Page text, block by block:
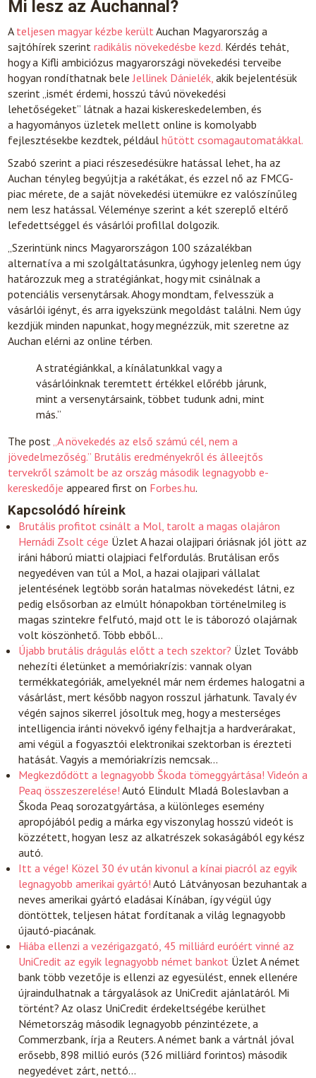
Mi lesz az Auchannal?
A teljesen magyar kézbe kerültAuchan Magyarország a
sajtóhírek szerintradikális növekedésbe kezd. Kérdés tehát,
hogy a Kifli ambiciózus magyarországi növekedési terveibe
hogyan rondíthatnak beleJellinek Dánielék, akik bejelentésük
szerint „ismét érdemi, hosszú távú növekedési
lehetőségeket” látnak a hazai kiskereskedelemben, és
a hagyományos üzletek mellett online is komolyabb
fejlesztésekbe kezdtek, példáulhűtött csomagautomatákkal.
Szabó szerint a piaci részesedésükre hatással lehet, ha az
Auchan tényleg begyújtja a rakétákat, és ezzel nő az FMCG-
piac mérete, de a saját növekedési ütemükre ez valószínűleg
nem lesz hatással. Véleménye szerint a két szereplő eltérő
lefedettséggel és vásárlói profillal dolgozik.
„Szerintünk nincs Magyarországon 100 százalékban
alternatíva a mi szolgáltatásunkra, úgyhogy jelenleg nem úgy
határozzuk meg a stratégiánkat, hogy mit csinálnak a
potenciális versenytársak. Ahogy mondtam, felvesszük a
vásárlói igényt, és arra igyekszünk megoldást találni. Nem úgy
kezdjük minden napunkat, hogy megnézzük, mit szeretne az
Auchan elérni az online térben.
A stratégiánkkal, a kínálatunkkal vagy a
vásárlóinknak teremtett értékkel előrébb járunk,
mint a versenytársaink, többet tudunk adni, mint
más.”
The post„A növekedés az első számú cél, nem a
jövedelmezőség.” Brutális eredményekről és álleejtős
tervekről számolt be az ország második legnagyobb e-
kereskedője appeared first on Forbes.hu.
Kapcsolódó híreink
Brutális profitot csinált a Mol, tarolt a magas olajáron
Hernádi Zsolt cége ÜzletA hazai olajipari óriásnak jól jött az
iráni háború miatti olajpiaci felfordulás. Brutálisan erős
negyedéven van túl a Mol, a hazai olajipari vállalat
jelentésének legtöbb során hatalmas növekedést látni, ez
pedig elsősorban az elmúlt hónapokban történelmileg is
magas szintekre felfutó, majd ott le is táborozó olajárnak
volt köszönhető. Több ebből…
Újabb brutális drágulás előtt a tech szektor? Üzlet Tovább
nehezíti életünket a memóriakrízis: vannak olyan
termékkategóriák, amelyeknél már nem érdemes halogatni a
vásárlást, mert később nagyon rosszul járhatunk. Tavaly év
végén sajnos sikerrel jósoltuk meg, hogy a mesterséges
intelligencia iránti növekvő igény felhajtja a hardverárakat,
ami végül a fogyasztói elektronikai szektorban is érezteti
hatását. Vagyis a memóriakrízis nemcsak…
Megkezdődött a legnagyobb Škoda tömeggyártása! Videón a
Peaq összeszerelése! Autó Elindult Mladá Boleslavban a
Škoda Peaq sorozatgyártása, a különleges esemény
apropójából pedig a márka egy viszonylag hosszú videót is
közzétett, hogyan lesz az alkatrészek sokaságából egy kész
autó.
Itt a vége! Közel 30 év után kivonul a kínai piacról az egyik
legnagyobb amerikai gyártó! Autó Látványosan bezuhantak a
neves amerikai gyártó eladásai Kínában, így végül úgy
döntöttek, teljesen hátat fordítanak a világ legnagyobb
újautó-piacának.
Hiába ellenzi a vezérigazgató, 45 milliárd euróért vinné az
UniCredit az egyik legnagyobb német bankot ÜzletA német
bank több vezetője is ellenzi az egyesülést, ennek ellenére
újraindulhatnak a tárgyalások az UniCredit ajánlatáról. Mi
történt? Az olasz UniCredit érdekeltségébe kerülhet
Németország második legnagyobb pénzintézete, a
Commerzbank, írja a Reuters. A német bank a vártnál jóval
erősebb, 898 millió eurós (326 milliárd forintos) második
negyedévet zárt, nettó…